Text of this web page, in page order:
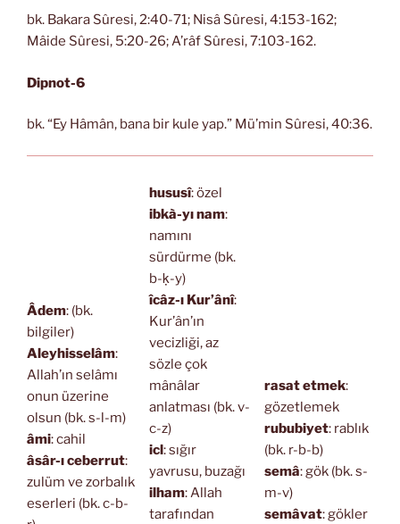
bk. Bakara Sûresi, 2:40-71; Nisâ Sûresi, 4:153-162;
Mâide Sûresi, 5:20-26; A’râf Sûresi, 7:103-162.
Dipnot-6
bk. “Ey Hâmân, bana bir kule yap.” Mü’min Sûresi, 40:36.
Âdem: (bk.
bilgiler)
Aleyhisselâm:
Allah’ın selâmı
onun üzerine
olsun (bk. s-l-m)
âmi: cahil
âsâr-ı ceberrut:
zulüm ve zorbalık
eserleri (bk. c-b-
hususî: özel
ibkà-yı nam:
namını
sürdürme (bk.
b-ḳ-y)
îcâz-ı Kur’ânî:
Kur’ân’ın
vecizliği, az
sözle çok
mânâlar
anlatması (bk. v-
c-z)
icl : sığır
yavrusu, buzağı
ilham: Allah
tarafından
rasat etmek:
gözetlemek
rububiyet: rablık
(bk. r-b-b)
semâ: gök (bk. s-
m-v)
semâvat: gökler